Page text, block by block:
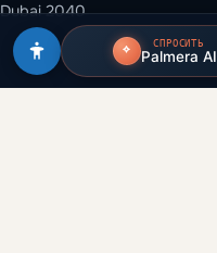
Dubai 2040
СПРОСИТЬ
Palmera AI